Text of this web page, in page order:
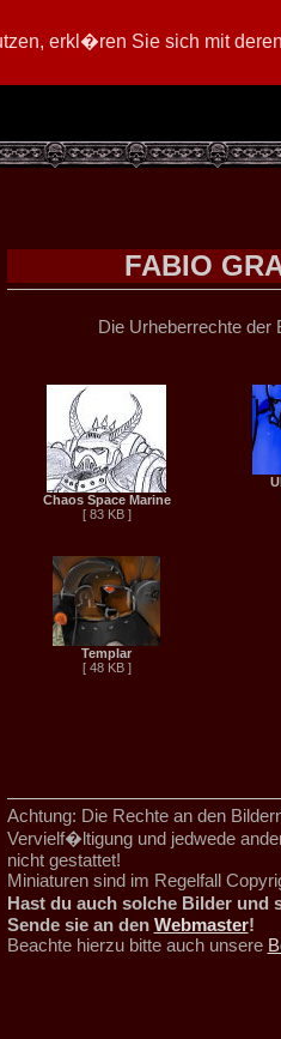
erkl�ren Sie sich mit
FABIO
Die Urheberrechte der
Chaos Space Marine
[ 83 KB ]
Templar
[ 48 KB ]
Achtung: Die Rechte an den
Vervielf�ltigung und jedwede
nicht gestattet!
Miniaturen sind im Regelfall
Hast du auch solche Bilder
Sende sie an den Webmaster!
Beachte hierzu bitte auch unsere